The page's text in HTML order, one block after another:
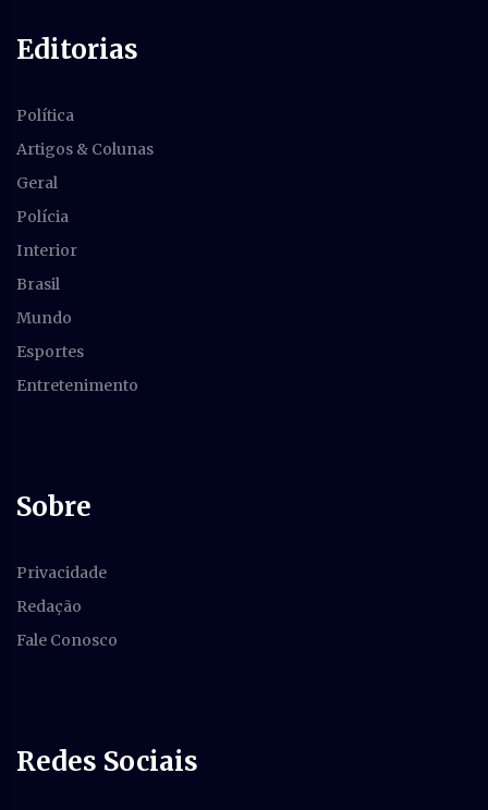
Editorias
Política
Artigos & Colunas
Geral
Polícia
Interior
Brasil
Mundo
Esportes
Entretenimento
Sobre
Privacidade
Redação
Fale Conosco
Redes Sociais